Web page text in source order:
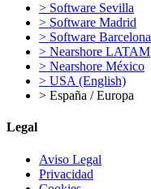
> Software Sevilla
> Software Madrid
> Software Barcelona
> Nearshore LATAM
> Nearshore México
> USA (English)
> España / Europa
Legal
Aviso Legal
Privacidad